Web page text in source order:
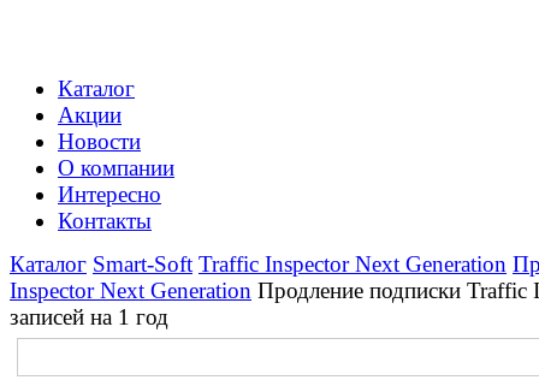
Каталог
Акции
Новости
О компании
Интересно
Контакты
Каталог Smart-Soft Traffic Inspector Next Generation
Inspector Next Generation Продление подписки Traffic
записей на 1 год